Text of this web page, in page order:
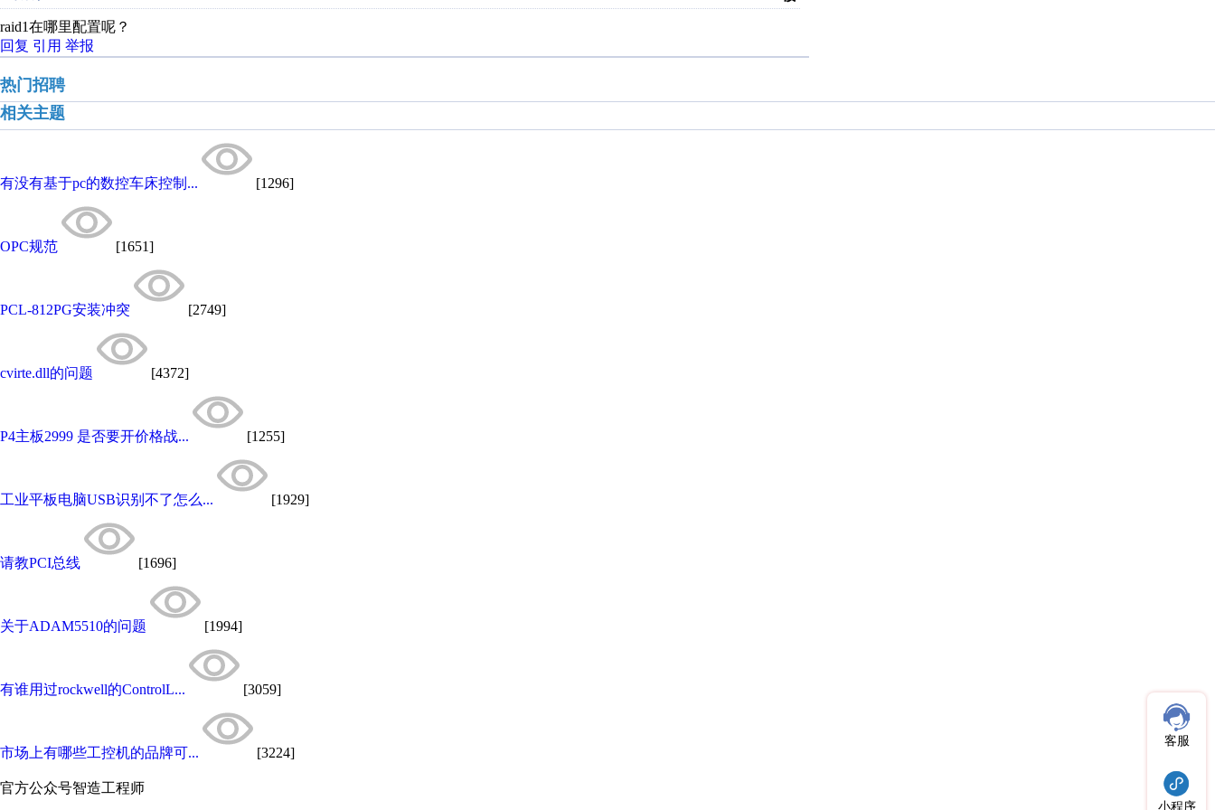
raid1在哪里配置呢？
回复 引用 举报
热门招聘
相关主题
有没有基于pc的数控车床控制... [1296]
OPC规范 [1651]
PCL-812PG安装冲突 [2749]
cvirte.dll的问题 [4372]
P4主板2999 是否要开价格战... [1255]
工业平板电脑USB识别不了怎么... [1929]
请教PCI总线 [1696]
关于ADAM5510的问题 [1994]
有谁用过rockwell的ControlL... [3059]
市场上有哪些工控机的品牌可... [3224]
官方公众号智造工程师
客服
小程序